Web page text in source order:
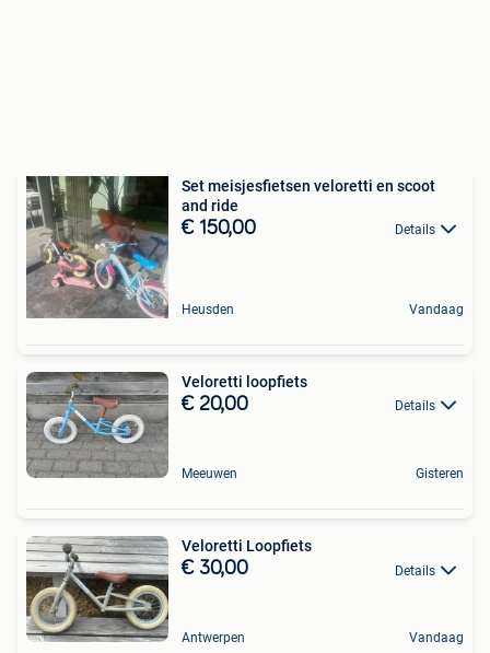
Set meisjesfietsen veloretti en scoot
and ride
€ 150,00 Details
Heusden Vandaag
Veloretti loopfiets
€ 20,00 Details
Meeuwen Gisteren
Veloretti Loopfiets
€ 30,00 Details
Antwerpen Vandaag